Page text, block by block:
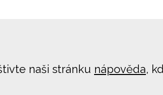
naši stránku nápověda,